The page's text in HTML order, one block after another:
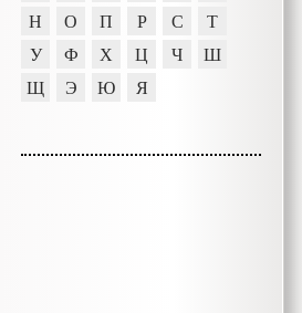
Н О П Р С
Т
У
Ф Х Ц Ч
Ш
Щ
Э Ю Я